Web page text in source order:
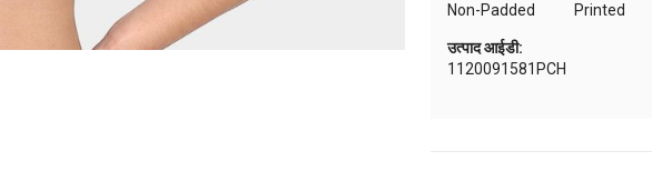
Non-Padded
Printed
उत्पाद आईडी:
1120091581PCH